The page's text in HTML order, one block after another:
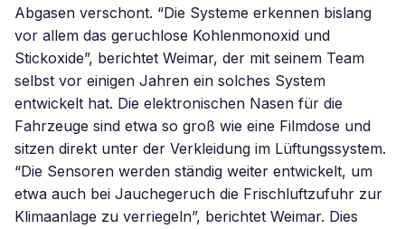
Abgasen verschont. “Die Systeme erkennen bislang
vor allem das geruchlose Kohlenmonoxid und
Stickoxide”, berichtet Weimar, der mit seinem Team
selbst vor einigen Jahren ein solches System
entwickelt hat. Die elektronischen Nasen für die
Fahrzeuge sind etwa so groß wie eine Filmdose und
sitzen direkt unter der Verkleidung im Lüftungssystem.
“Die Sensoren werden ständig weiter entwickelt, um
etwa auch bei Jauchegeruch die Frischluftzufuhr zur
Klimaanlage zu verriegeln”, berichtet Weimar. Dies